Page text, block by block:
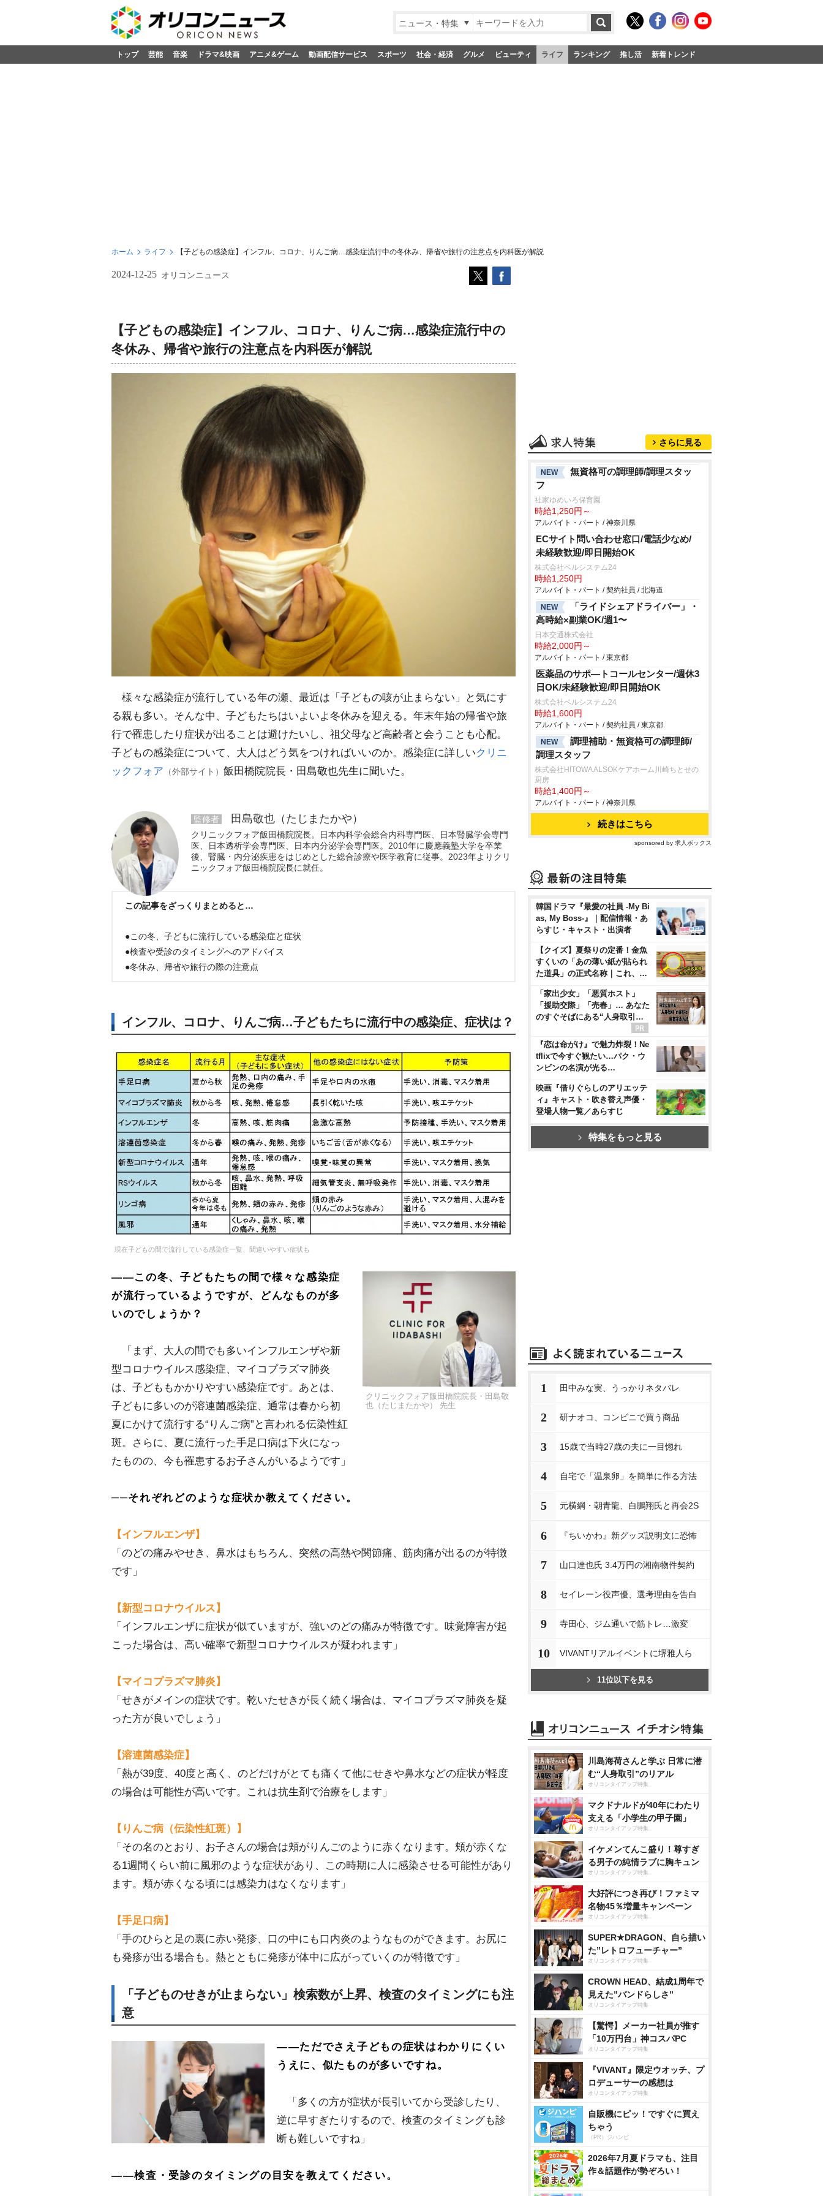
ニュース・特集
トップ 芸能 音楽 ドラマ&映画 アニメ&ゲーム 動画配信サービス スポーツ 社会・経済 グルメ ビューティ ライフ ランキング 推し活 新着トレンド
ホーム ライフ 【子どもの感染症】インフル、コロナ、りんご病…感染症流行中の冬休み、帰省や旅行の注意点を内科医が解説
2024-12-25 オリコンニュース
【子どもの感染症】インフル、コロナ、りんご病…感染症流行中の
冬休み、帰省や旅行の注意点を内科医が解説
様々な感染症が流行している年の瀬、最近は「子どもの咳が止まらない」と気にす
る親も多い。そんな中、子どもたちはいよいよ冬休みを迎える。年末年始の帰省や旅
行で罹患したり症状が出ることは避けたいし、祖父母など高齢者と会うことも心配。
子どもの感染症について、大人はどう気をつければいいのか。感染症に詳しいクリニ
ックフォア （外部サイト） 飯田橋院院長・田島敬也先生に聞いた。
監修者 田島敬也（たじまたかや）
クリニックフォア飯田橋院院長。日本内科学会総合内科専門医、日本腎臓学会専門
医、日本透析学会専門医、日本内分泌学会専門医。2010年に慶應義塾大学を卒業
後、腎臓・内分泌疾患をはじめとした総合診療や医学教育に従事。2023年よりクリ
ニックフォア飯田橋院院長に就任。
この記事をざっくりまとめると…
●この冬、子どもに流行している感染症と症状
●検査や受診のタイミングへのアドバイス
●冬休み、帰省や旅行の際の注意点
インフル、コロナ、りんご病…子どもたちに流行中の感染症、症状は？
現在子どもの間で流行している感染症一覧、間違いやすい症状も
クリニックフォア飯田橋院院長・田島敬
也（たじまたかや） 先生
――この冬、子どもたちの間で様々な感染症
が流行っているようですが、どんなものが多
いのでしょうか？
「まず、大人の間でも多いインフルエンザや新
型コロナウイルス感染症、マイコプラズマ肺炎
は、子どももかかりやすい感染症です。あとは、
子どもに多いのが溶連菌感染症、通常は春から初
夏にかけて流行する“りんご病”と言われる伝染性紅
斑。さらに、夏に流行った手足口病は下火になっ
たものの、今も罹患するお子さんがいるようです」
──それぞれどのような症状か教えてください。
【インフルエンザ】
「のどの痛みやせき、鼻水はもちろん、突然の高熱や関節痛、筋肉痛が出るのが特徴
です」
【新型コロナウイルス】
「インフルエンザに症状が似ていますが、強いのどの痛みが特徴です。味覚障害が起
こった場合は、高い確率で新型コロナウイルスが疑われます」
【マイコプラズマ肺炎】
「せきがメインの症状です。乾いたせきが長く続く場合は、マイコプラズマ肺炎を疑
った方が良いでしょう」
【溶連菌感染症】
「熱が39度、40度と高く、のどだけがとても痛くて他にせきや鼻水などの症状が軽度
の場合は可能性が高いです。これは抗生剤で治療をします」
【りんご病（伝染性紅斑）】
「その名のとおり、お子さんの場合は頬がりんごのように赤くなります。頬が赤くな
る1週間くらい前に風邪のような症状があり、この時期に人に感染させる可能性があり
ます。頬が赤くなる頃には感染力はなくなります」
【手足口病】
「手のひらと足の裏に赤い発疹、口の中にも口内炎のようなものができます。お尻に
も発疹が出る場合も。熱とともに発疹が体中に広がっていくのが特徴です」
「子どものせきが止まらない」検索数が上昇、検査のタイミングにも注
意
――ただでさえ子どもの症状はわかりにくい
うえに、似たものが多いですね。
「多くの方が症状が長引いてから受診したり、
逆に早すぎたりするので、検査のタイミングも診
断も難しいですね」
――検査・受診のタイミングの目安を教えてください。
さらに見る
NEW
無資格可の調理師/調理スタッ
フ
社家ゆめいろ保育園
時給1,250円～
アルバイト・パート / 神奈川県
ECサイト問い合わせ窓口/電話少なめ/
未経験歓迎/即日開始OK
株式会社ベルシステム24
時給1,250円
アルバイト・パート / 契約社員 / 北海道
NEW
「ライドシェアドライバー」・
高時給×副業OK/週1〜
日本交通株式会社
時給2,000円～
アルバイト・パート / 東京都
医薬品のサポ―トコールセンター/週休3
日OK/未経験歓迎/即日開始OK
株式会社ベルシステム24
時給1,600円
アルバイト・パート / 契約社員 / 東京都
NEW
調理補助・無資格可の調理師/
調理スタッフ
株式会社HITOWA ALSOKケアホーム川崎ちとせの
厨房
時給1,400円～
アルバイト・パート / 神奈川県
続きはこちら
sponsored by 求人ボックス
韓国ドラマ『最愛の社員 -My Bi
as, My Boss-』｜配信情報・あ
らすじ・キャスト・出演者
【クイズ】夏祭りの定番！金魚
すくいの「あの薄い紙が貼られ
た道具」の正式名称｜これ、…
「家出少女」「悪質ホスト」
「援助交際」「売春」… あなた
のすぐそばにある“人身取引…
『恋は命がけ』で魅力炸裂！Ne
tflixで今すぐ観たい…パク・ウ
ンビンの名演が光る…
映画『借りぐらしのアリエッテ
ィ』キャスト・吹き替え声優・
登場人物一覧／あらすじ
特集をもっと見る
1 田中みな実、うっかりネタバレ
2 研ナオコ、コンビニで買う商品
3 15歳で当時27歳の夫に一目惚れ
4 自宅で「温泉卵」を簡単に作る方法
5 元横綱・朝青龍、白鵬翔氏と再会2S
6 『ちいかわ』新グッズ説明文に恐怖
7 山口達也氏 3.4万円の湘南物件契約
8 セイレーン役声優、選考理由を告白
9 寺田心、ジム通いで筋トレ…激変
10 VIVANTリアルイベントに堺雅人ら
11位以下を見る
川島海荷さんと学ぶ 日常に潜
む“人身取引”のリアル
オリコンタイアップ特集
マクドナルドが40年にわたり
支える「小学生の甲子園」
オリコンタイアップ特集
イケメンてんこ盛り！尊すぎ
る男子の純情ラブに胸キュン
オリコンタイアップ特集
大好評につき再び！ファミマ
名物45％増量キャンペーン
オリコンタイアップ特集
SUPER★DRAGON、自ら描い
た”レトロフューチャー”
オリコンタイアップ特集
CROWN HEAD、結成1周年で
見えた”バンドらしさ”
オリコンタイアップ特集
【驚愕】メーカー社員が推す
「10万円台」神コスパPC
オリコンタイアップ特集
『VIVANT』限定ウオッチ、プ
ロデューサーの感想は
オリコンタイアップ特集
自販機にピッ！ですぐに買え
ちゃう
（PR）ジハンピ
2026年7月夏ドラマも、注目
作＆話題作が勢ぞろい！